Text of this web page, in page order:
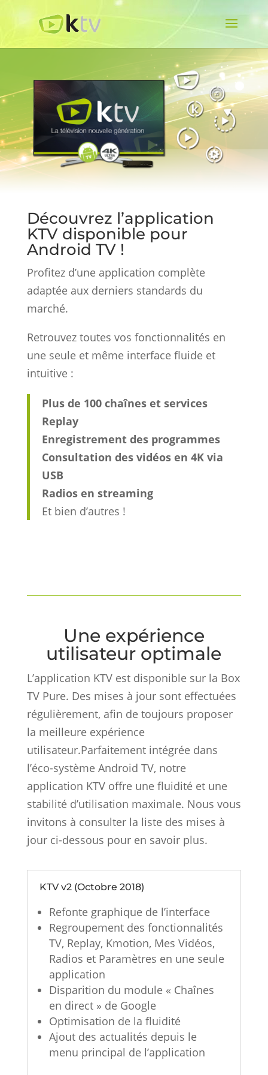
Découvrez l’application
KTV disponible pour
Android TV !
Profitez d’une application complète
adaptée aux derniers standards du
marché.
Retrouvez toutes vos fonctionnalités en
une seule et même interface fluide et
intuitive :
Plus de 100 chaînes et services
Replay
Enregistrement des programmes
Consultation des vidéos en 4K via
USB
Radios en streaming
Et bien d’autres !
Une expérience
utilisateur optimale
L’application KTV est disponible sur la Box
TV Pure. Des mises à jour sont effectuées
régulièrement, afin de toujours proposer
la meilleure expérience
utilisateur.Parfaitement intégrée dans
l’éco-système Android TV, notre
application KTV offre une fluidité et une
stabilité d’utilisation maximale. Nous vous
invitons à consulter la liste des mises à
jour ci-dessous pour en savoir plus.
KTV v2 (Octobre 2018)
Refonte graphique de l’interface
Regroupement des fonctionnalités
TV, Replay, Kmotion, Mes Vidéos,
Radios et Paramètres en une seule
application
Disparition du module « Chaînes
en direct » de Google
Optimisation de la fluidité
Ajout des actualités depuis le
menu principal de l’application